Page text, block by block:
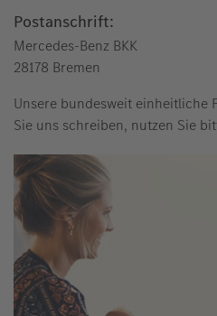
Postanschrift:
Mercedes-Benz BKK
28178 Bremen
Unsere bundesweit einheitliche
Sie uns schreiben, nutzen Sie